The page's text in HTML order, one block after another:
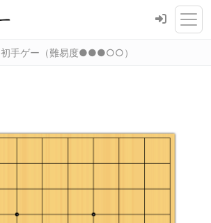
初手ゲー（難易度●●●○○）